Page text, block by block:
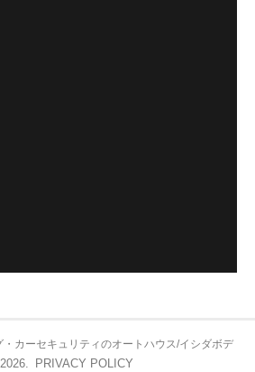
カーセキュリティのオートハウス/イシダボデ
PRIVACY POLICY